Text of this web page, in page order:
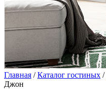
Главная /Каталог гостиных /
Джон